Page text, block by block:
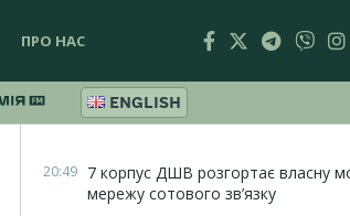
ПРО НАС
ENGLISH
20:49 7 корпус ДШВ розгортає власну
мережу сотового зв’язку